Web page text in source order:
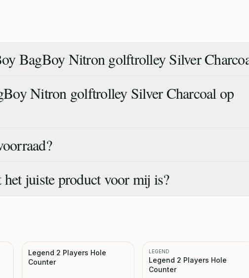
BagBoy Nitron golftrolley Silver
Nitron golftrolley Silver Charcoal op
juiste product voor mij is?
Legend 2 Players Hole
Counter
LEGEND
Legend 2 Players Hole
Counter